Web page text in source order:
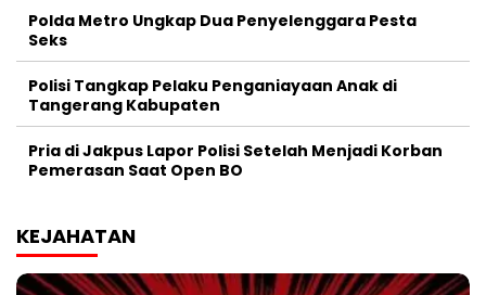
Polda Metro Ungkap Dua Penyelenggara Pesta
Seks
Polisi Tangkap Pelaku Penganiayaan Anak di
Tangerang Kabupaten
Pria di Jakpus Lapor Polisi Setelah Menjadi Korban
Pemerasan Saat Open BO
KEJAHATAN